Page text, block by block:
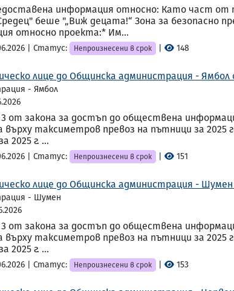
информация относно: Като част
беше "„Виж децата!“ Зона за безопасно
относно проекта:* Им...
| Статус: Непроизнесени в срок 148
лице до Общинска администрация - Ямбол
- Ямбол
3 от закона за достъп до обществена
върху таксиметров превоз на пътници за
2025 г. ...
| Статус: Непроизнесени в срок 151
лице до Общинска администрация - Шумен
- Шумен
3 от закона за достъп до обществена
върху таксиметров превоз на пътници за
2025 г. ...
| Статус: Непроизнесени в срок 153